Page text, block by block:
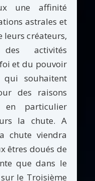
une affinité
astrales et
leurs créateurs,
activités
et du pouvoir
qui souhaitent
des raisons
en particulier
la chute. A
chute viendra
êtres doués de
que dans le
le Troisième